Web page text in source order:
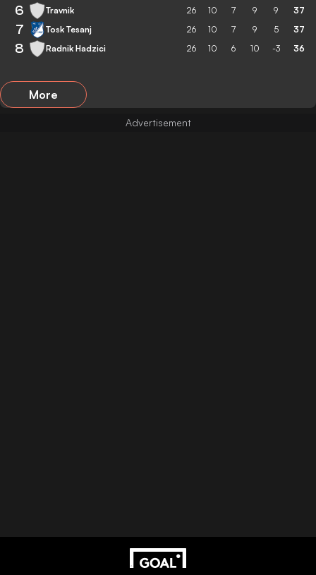
6 Travnik 26 10 7 9 9 37
7 Tosk Tesanj 26 10 7 9 5 37
8 Radnik Hadzici 26 10 6 10 -3 36
More